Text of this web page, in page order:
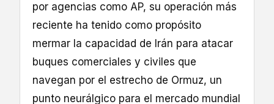
por agencias como AP, su operación más
reciente ha tenido como propósito
mermar la capacidad de Irán para atacar
buques comerciales y civiles que
navegan por el estrecho de Ormuz, un
punto neurálgico para el mercado mundial